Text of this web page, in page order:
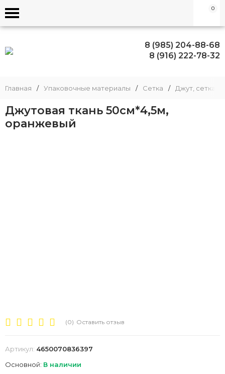
0
8 (985) 204-88-68
8 (916) 222-78-32
Главная / Упаковочные материалы / Сетка / Джут, сетка
Джутовая ткань 50см*4,5м,
оранжевый
(0) Оставить отзыв
Артикул: 4650070836397
Основной: В наличии